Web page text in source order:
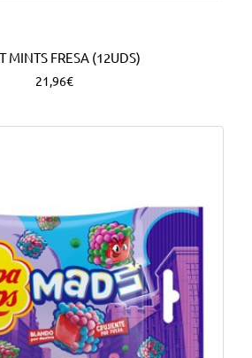
MINTS FRESA (12UDS)
21,96€